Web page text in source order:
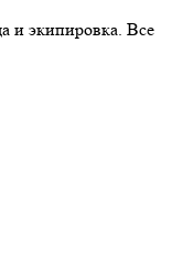
и экипировка. Все